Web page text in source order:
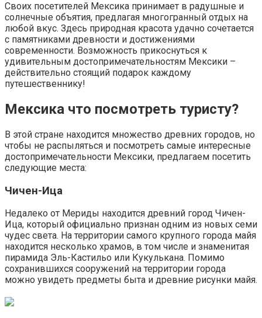
Своих посетителей Мексика принимает в радушные и
солнечные объятия, предлагая многогранный отдых на
любой вкус. Здесь природная красота удачно сочетается
с памятниками древности и достижениями
современности. Возможность прикоснуться к
удивительным достопримечательностям Мексики –
действительно стоящий подарок каждому
путешественнику!
Мексика что посмотреть туристу?
В этой стране находится множество древних городов, но
чтобы не распыляться и посмотреть самые интересные
достопримечательности Мексики, предлагаем посетить
следующие места:
Чичен-Ица
Недалеко от Мериды находится древний город Чичен-
Ица, который официально признан одним из новых семи
чудес света. На территории самого крупного города майя
находится несколько храмов, в том числе и знаменитая
пирамида Эль-Кастильо или Кукулькана. Помимо
сохранившихся сооружений на территории города
можно увидеть предметы быта и древние рисунки майя.